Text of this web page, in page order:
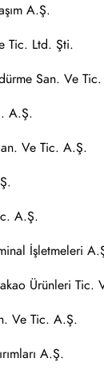
A.Ş.
Tic. Ltd. Şti.
San. Ve
A.Ş.
Ve Tic. A.Ş.
A.Ş.
İşletmeleri
Ürünleri Tic.
Ve Tic. A.Ş.
A.Ş.